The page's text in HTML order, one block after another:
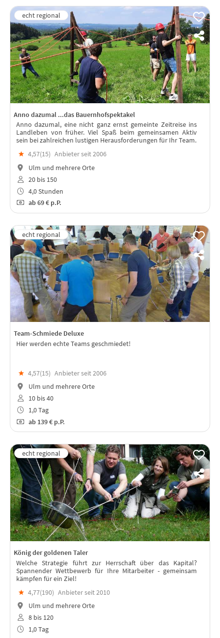
Anno dazumal ...das Bauernhofspektakel
Anno dazumal, eine nicht ganz ernst gemeinte Zeitreise ins
Landleben von früher. Viel Spaß beim gemeinsamen Aktiv
sein bei zahlreichen lustigen Herausforderungen für Ihr Team.
★ 4,57(15) Anbieter seit 2006
Ulm und mehrere Orte
20 bis 150
4,0 Stunden
ab69 € p.P.
Team-Schmiede Deluxe
Hier werden echte Teams geschmiedet!
★ 4,57(15) Anbieter seit 2006
Ulm und mehrere Orte
10 bis 40
1,0 Tag
ab139 € p.P.
König der goldenen Taler
Welche Strategie führt zur Herrschaft über das Kapital?
Spannender Wettbewerb für Ihre Mitarbeiter - gemeinsam
kämpfen für ein Ziel!
★ 4,77(190) Anbieter seit 2010
Ulm und mehrere Orte
8 bis 120
1,0 Tag